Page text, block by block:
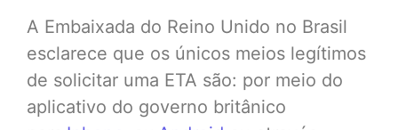
A Embaixada do Reino Unido no Brasil
esclarece que os únicos meios legítimos
de solicitar uma ETA são: por meio do
aplicativo do governo britânico